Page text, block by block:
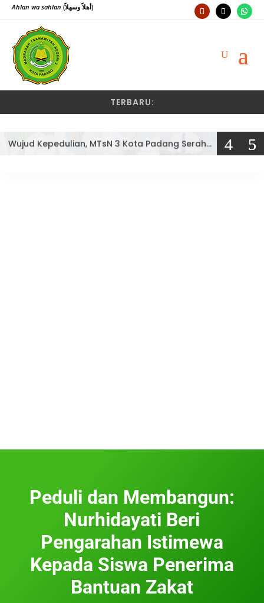
Ahlan wa sahlan (أهلاً وسهلاً)
TERBARU:
Wujud Kepedulian, MTsN 3 Kota Padang Serahkan Bantuan PIP 2026 Secara Simbolis
Peduli dan Membangun:
Nurhidayati Beri
Pengarahan Istimewa
Kepada Siswa Penerima
Bantuan Zakat